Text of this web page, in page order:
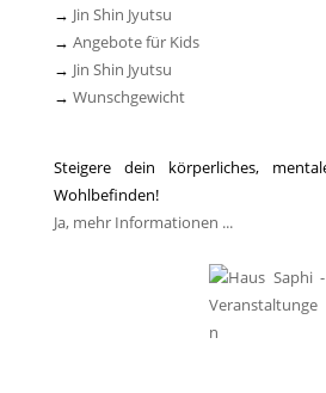
→ Jin Shin Jyutsu
→ Angebote für Kids
→ Jin Shin Jyutsu
→ Wunschgewicht
Steigere dein körperliches,
Wohlbefinden!
Ja, mehr Informationen ...